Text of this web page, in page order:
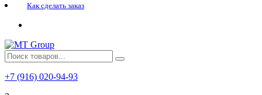
Как сделать заказ
+7 (916) 020-94-93